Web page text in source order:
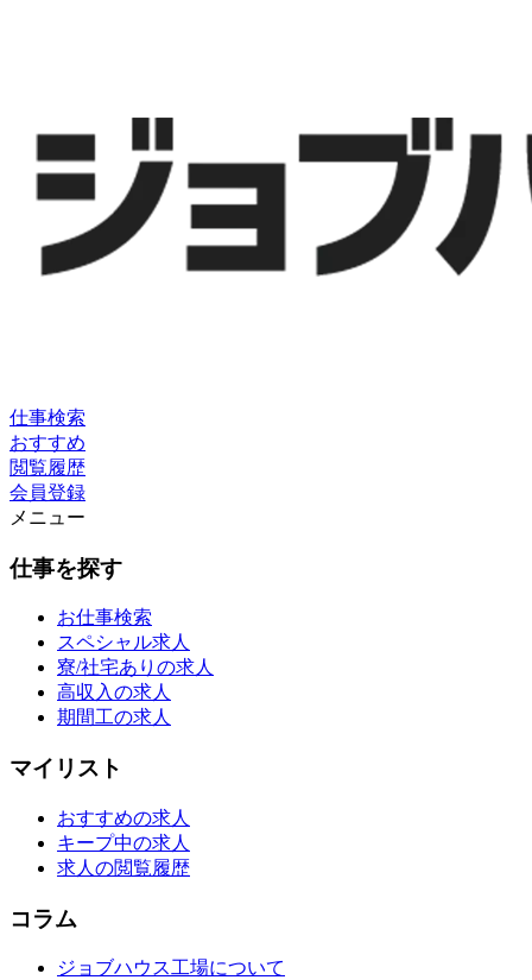
仕事検索
おすすめ
閲覧履歴
会員登録
メニュー
仕事を探す
お仕事検索
スペシャル求人
寮/社宅ありの求人
高収入の求人
期間工の求人
マイリスト
おすすめの求人
キープ中の求人
求人の閲覧履歴
コラム
ジョブハウス工場について